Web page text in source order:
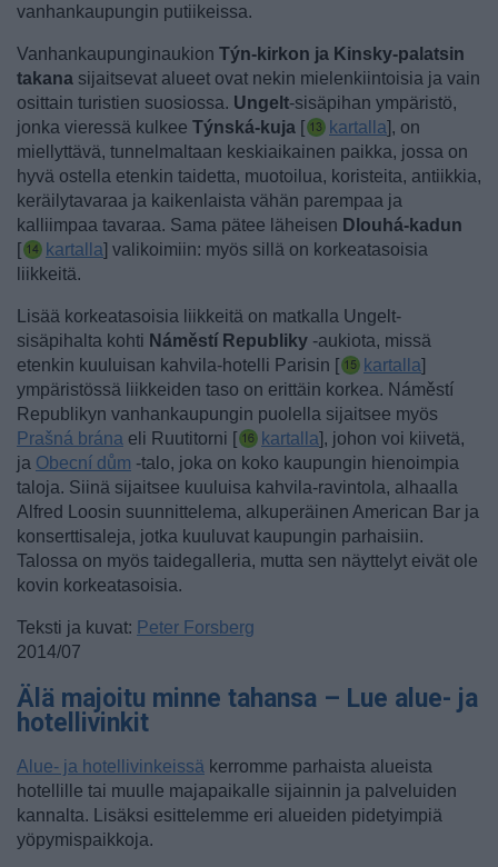
vanhankaupungin putiikeissa.
Vanhankaupunginaukion Týn-kirkon ja Kinsky-palatsin
takana sijaitsevat alueet ovat nekin mielenkiintoisia ja vain
osittain turistien suosiossa. Ungelt-sisäpihan ympäristö,
jonka vieressä kulkee Týnská-kuja [ kartalla], on
miellyttävä, tunnelmaltaan keskiaikainen paikka, jossa on
hyvä ostella etenkin taidetta, muotoilua, koristeita, antiikkia,
keräilytavaraa ja kaikenlaista vähän parempaa ja
kalliimpaa tavaraa. Sama pätee läheisen Dlouhá-kadun
[
kartalla] valikoimiin: myös sillä on korkeatasoisia
liikkeitä.
Lisää korkeatasoisia liikkeitä on matkalla Ungelt-
sisäpihalta kohti Náměstí Republiky -aukiota, missä
etenkin kuuluisan kahvila-hotelli Parisin [ kartalla]
ympäristössä liikkeiden taso on erittäin korkea. Náměstí
Republikyn vanhankaupungin puolella sijaitsee myös
Prašná brána eli Ruutitorni [ kartalla], johon voi kiivetä,
ja Obecní dům -talo, joka on koko kaupungin hienoimpia
taloja. Siinä sijaitsee kuuluisa kahvila-ravintola, alhaalla
Alfred Loosin suunnittelema, alkuperäinen American Bar ja
konserttisaleja, jotka kuuluvat kaupungin parhaisiin.
Talossa on myös taidegalleria, mutta sen näyttelyt eivät ole
kovin korkeatasoisia.
Teksti ja kuvat: Peter Forsberg
2014/07
Älä majoitu minne tahansa – Lue alue- ja
hotellivinkit
Alue- ja hotellivinkeissä kerromme parhaista alueista
hotellille tai muulle majapaikalle sijainnin ja palveluiden
kannalta. Lisäksi esittelemme eri alueiden pidetyimpiä
yöpymispaikkoja.